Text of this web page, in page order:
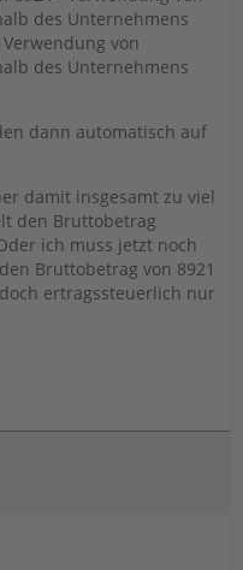
des Unternehmens
von
des Unternehmens
dann automatisch auf
damit insgesamt zu viel
den Bruttobetrag
ich muss jetzt noch
Bruttobetrag von 8921
ertragssteuerlich nur